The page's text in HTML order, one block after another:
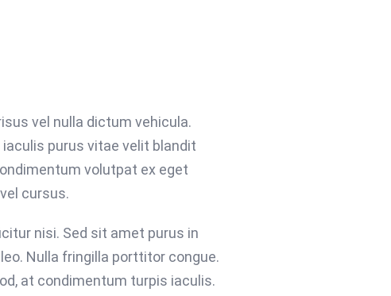
vel nulla dictum vehicula.
purus vitae velit blandit
volutpat ex eget
cursus.
nisi. Sed sit amet purus in
Nulla fringilla porttitor congue.
at condimentum turpis iaculis.